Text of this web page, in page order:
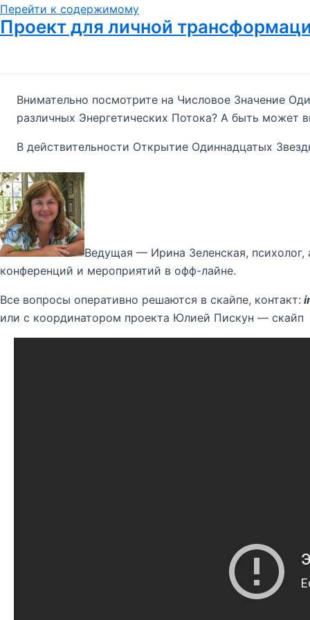
Перейти к содержимому
Проект для личной
Внимательно посмотрите на Числовое Значение
различных Энергетических Потока? А быть может
В действительности Открытие Одиннадцатых
Ведущая — Ирина Зеленская,
конференций и мероприятий в офф-лайне.
Все вопросы оперативно решаются в скайпе, контакт:
или с координатором проекта Юлией Пискун —